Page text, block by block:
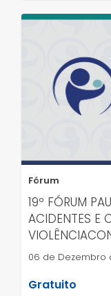
Fórum
19º FÓRUM
ACIDENTES E
06 de Dezembro
Gratuito